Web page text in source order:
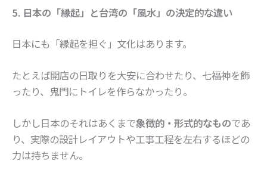
5. 日本の「縁起」と台湾の「風水」の決定的な違い
日本にも「縁起を担ぐ」文化はあります。
たとえば開店の日取りを大安に合わせたり、七福神を飾
ったり、鬼門にトイレを作らなかったり。
しかし日本のそれはあくまで象徴的・形式的なものであ
り、実際の設計レイアウトや工事工程を左右するほどの
力は持ちません。